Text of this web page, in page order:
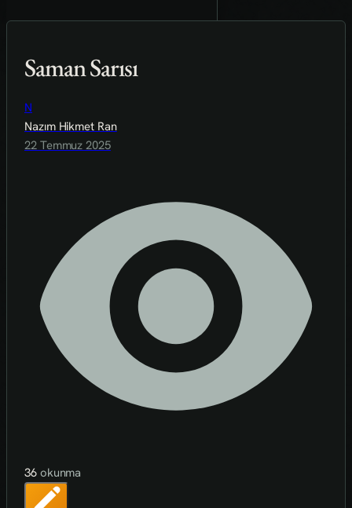
Saman Sarısı
N
Nazım Hikmet Ran
22 Temmuz 2025
36 okunma